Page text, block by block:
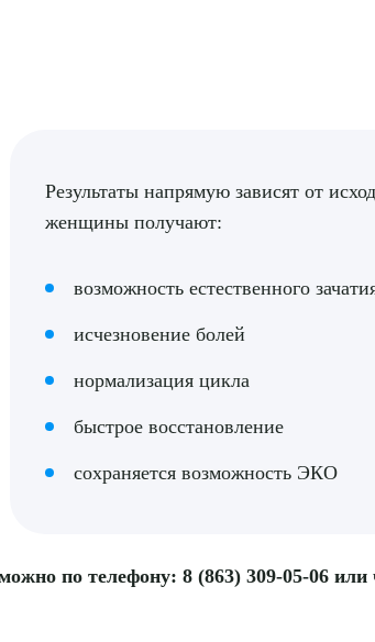
Результаты напрямую зависят от
женщины получают:
возможность естественного
исчезновение болей
нормализация цикла
быстрое восстановление
сохраняется возможность ЭКО
по телефону: 8 (863) 309-05-06